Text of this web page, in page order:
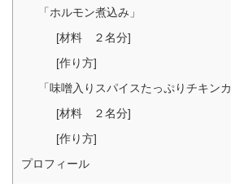
「ホルモン煮込み」
[材料 ２名分]
[作り方]
「味噌入りスパイスたっぷりチキンカ
[材料 ２名分]
[作り方]
プロフィール